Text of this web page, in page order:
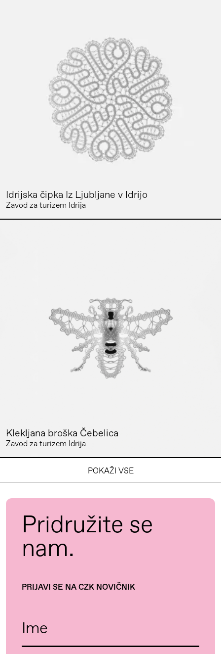
Idrijska čipka Iz Ljubljane v Idrijo
Zavod za turizem Idrija
Klekljana broška Čebelica
Zavod za turizem Idrija
POKAŽI VSE
Pridružite se
nam.
PRIJAVI SE NA CZK NOVIČNIK